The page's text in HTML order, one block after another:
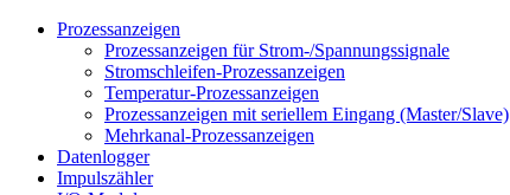
Prozessanzeigen
Prozessanzeigen für Strom-/Spannungssignale
Stromschleifen-Prozessanzeigen
Temperatur-Prozessanzeigen
Prozessanzeigen mit seriellem Eingang (Master/Slave)
Mehrkanal-Prozessanzeigen
Datenlogger
Impulszähler